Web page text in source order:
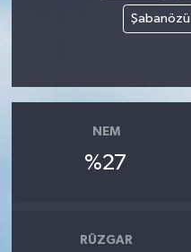
Şabanözü
NEM
%27
RÜZGAR